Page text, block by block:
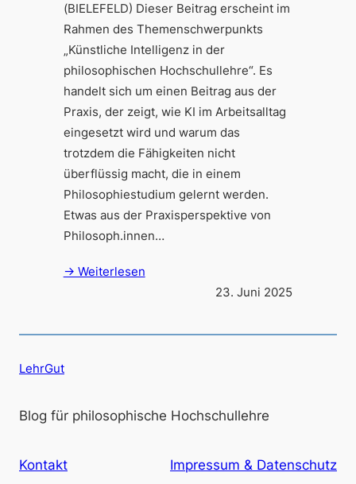
(BIELEFELD) Dieser Beitrag erscheint im
Rahmen des Themenschwerpunkts
„Künstliche Intelligenz in der
philosophischen Hochschullehre“. Es
handelt sich um einen Beitrag aus der
Praxis, der zeigt, wie KI im Arbeitsalltag
eingesetzt wird und warum das
trotzdem die Fähigkeiten nicht
überflüssig macht, die in einem
Philosophiestudium gelernt werden.
Etwas aus der Praxisperspektive von
Philosoph.innen…
→ Weiterlesen
23. Juni 2025
LehrGut
Blog für philosophische Hochschullehre
Kontakt Impressum & Datenschutz